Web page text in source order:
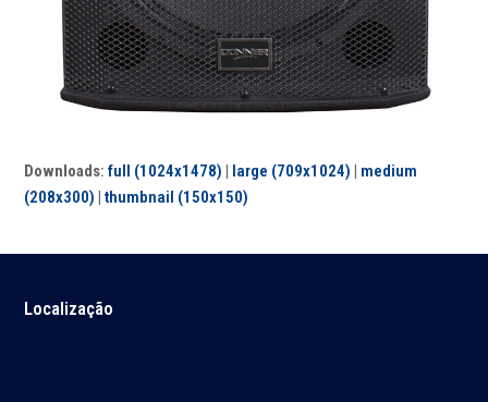
Downloads:full (1024x1478) | large (709x1024) | medium
(208x300) |thumbnail (150x150)
Localização